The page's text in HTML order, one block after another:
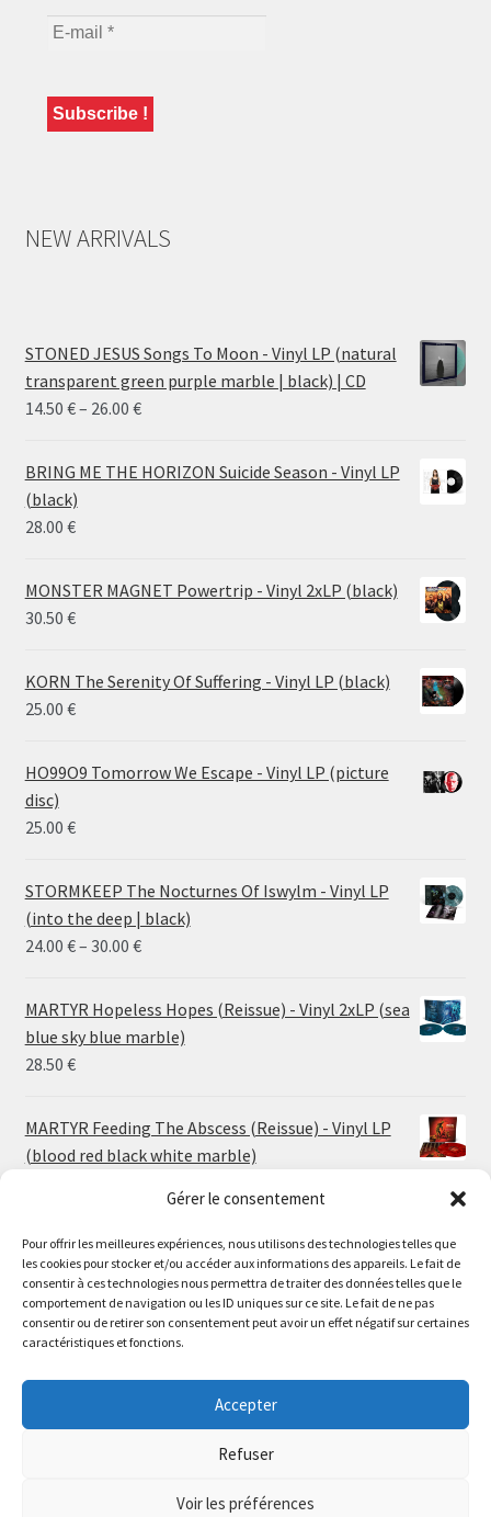
Gérer le consentement
Pour offrir les meilleures expériences, nous utilisons des technologies telles que
les cookies pour stocker et/ou accéder aux informations des appareils. Le fait de
consentir à ces technologies nous permettra de traiter des données telles que le
comportement de navigation ou les ID uniques sur ce site. Le fait de ne pas
consentir ou de retirer son consentement peut avoir un effet négatif sur certaines
caractéristiques et fonctions.
Accepter
Refuser
Voir les préférences
Le magasin de Lyon sera fermé du 30 juillet au 17 août
inclus. Les commandes seront expédiées à partir du 18
The physical record shop will be closed from july 30th to
august 17th included. Online orders will start shipping on
august 18th.
NEW ARRIVALS
STONED JESUS Songs To Moon - Vinyl LP (natural
transparent green purple marble | black) | CD
14.50 €– 26.00 €Price
14.50 €
BRING ME THE HORIZON Suicide Season - Vinyl LP
(black)
28.00 €
MONSTER MAGNET Powertrip - Vinyl 2xLP (black)
30.50 €
KORN The Serenity Of Suffering - Vinyl LP (black)
25.00 €
HO99O9 Tomorrow We Escape - Vinyl LP (picture
disc)
25.00 €
STORMKEEP The Nocturnes Of Iswylm - Vinyl LP
(into the deep | black)
24.00 €– 30.00 €Price
24.00 €
through
MARTYR Hopeless Hopes (Reissue) - Vinyl 2xLP (sea
blue sky blue marble)
28.50 €
MARTYR Feeding The Abscess (Reissue) - Vinyl LP
(blood red black white marble)
MARTYR Warp Zone (Reissue) - Vinyl LP (swamp
green orange marble)
23.00€